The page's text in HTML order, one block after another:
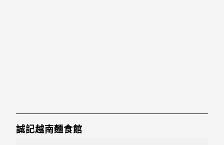
誠記越南麵食館